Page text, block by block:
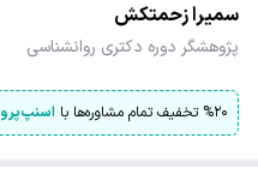
سمیرا زحمتکش
پژوهشگر دوره دکتری روانشناسی
%۲۰ تخفیف تمام مشاوره‌ها با اسنپ‌پرو